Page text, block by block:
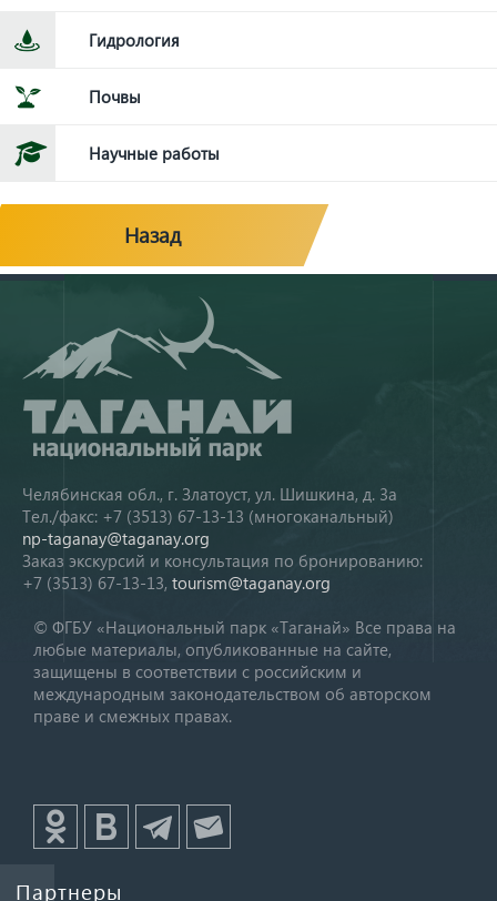
Гидрология
Почвы
Научные работы
Назад
Челябинская обл., г. Златоуст, ул. Шишкина, д. 3а
Тел./факс: +7 (3513) 67-13-13 (многоканальный)
np-taganay@taganay.org
Заказ экскурсий и консультация по бронированию:
+7 (3513) 67-13-13, tourism@taganay.org
© ФГБУ «Национальный парк «Таганай» Все права на
любые материалы, опубликованные на сайте,
защищены в соответствии с российским и
международным законодательством об авторском
праве и смежных правах.
Партнеры